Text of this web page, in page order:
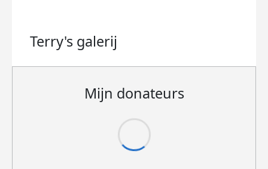
Terry's galerij
Mijn donateurs